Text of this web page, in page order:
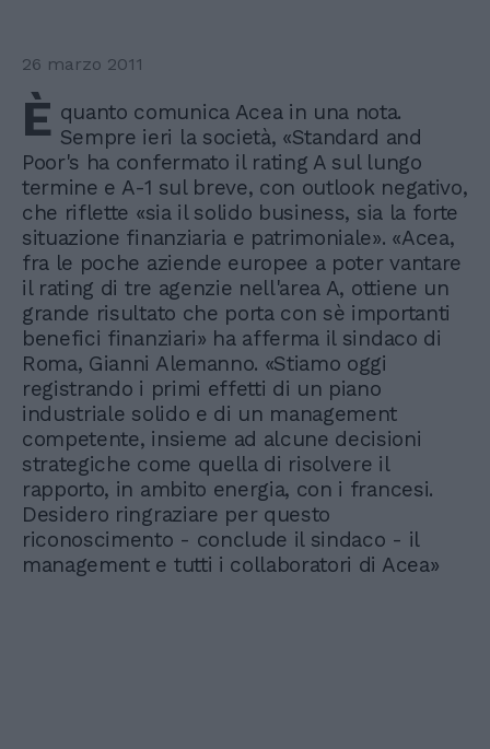
26 marzo 2011
È quanto comunica Acea in una nota.
Sempre ieri la società, «Standard and
Poor's ha confermato il rating A sul lungo
termine e A-1 sul breve, con outlook negativo,
che riflette «sia il solido business, sia la forte
situazione finanziaria e patrimoniale». «Acea,
fra le poche aziende europee a poter vantare
il rating di tre agenzie nell'area A, ottiene un
grande risultato che porta con sè importanti
benefici finanziari» ha afferma il sindaco di
Roma, Gianni Alemanno. «Stiamo oggi
registrando i primi effetti di un piano
industriale solido e di un management
competente, insieme ad alcune decisioni
strategiche come quella di risolvere il
rapporto, in ambito energia, con i francesi.
Desidero ringraziare per questo
riconoscimento - conclude il sindaco - il
management e tutti i collaboratori di Acea»